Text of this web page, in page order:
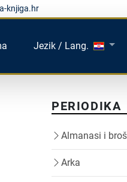
knjiga.hr
Jezik / Lang.
PERIODIKA
Almanasi i
Arka